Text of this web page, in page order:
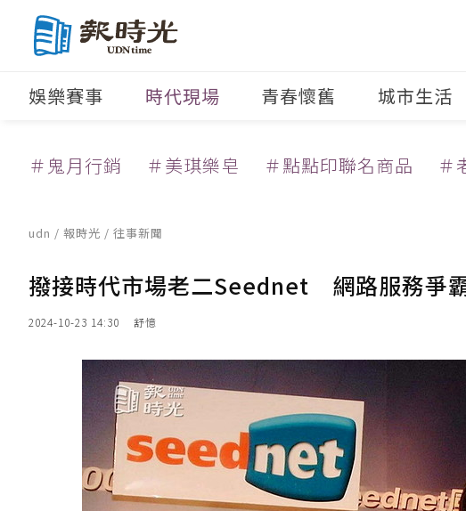
娛樂賽事 時代現場 青春懷舊 城市生活
＃鬼月行銷 ＃美琪樂皂 ＃點點印聯名商品 ＃
udn / 報時光 / 往事新聞
撥接時代市場老二Seednet 網路服務爭
2024-10-23 14:30 舒憶